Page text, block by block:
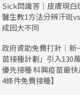
Sick問識答｜皮膚現白
醫生教1方法分辨汗斑
成因大不同
政府資助免費打針｜新
苗接種計劃」引入130
優先接種 科興疫苗最
4條件免費接種】